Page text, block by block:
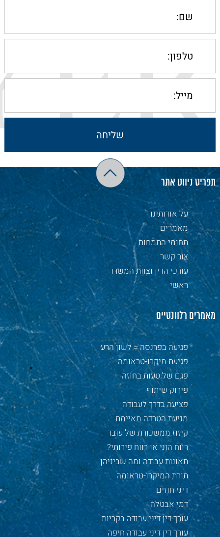
תפריט ניווט אתר
על אודותינו
מאמרים
תחומי התמחות
צור קשר
עורכי הדין וצוות המשרד
ראשי
מאמרים רלוונטיים
פגיעה בפרנסה = לשון הרע
פגיעת מיקרו-טראומה
פגם של טעות בחוזה
פירוק שיתוף
פציעה בדרך לעבודה
מניעת הטרדה מאיימת
קיזוז ממשכורת של עובד
רווח הוני או רווח פירותי?
תאונות עבודה ומה שביניהן
תורת המיקרו-טראומה
דיני חוזים
דמי אבטלה
עורך דין דיני עבודה בקריות
עורך דין דיני עבודה חיפה